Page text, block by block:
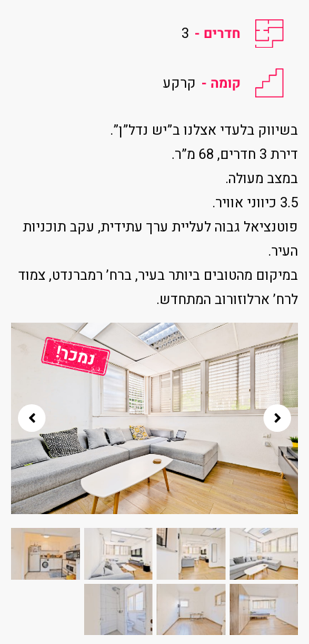
חדרים - 3
קומה - קרקע
בשיווק בלעדי אצלנו ב”יש נדל”ן”.
דירת 3 חדרים, 68 מ”ר.
במצב מעולה.
3.5 כיווני אוויר.
פוטנציאל גבוה לעליית ערך עתידית, עקב תוכניות
העיר.
במיקום מהטובים ביותר בעיר, ברח’ רמברנדט, צמוד
לרח’ ארלוזורוב המתחדש.